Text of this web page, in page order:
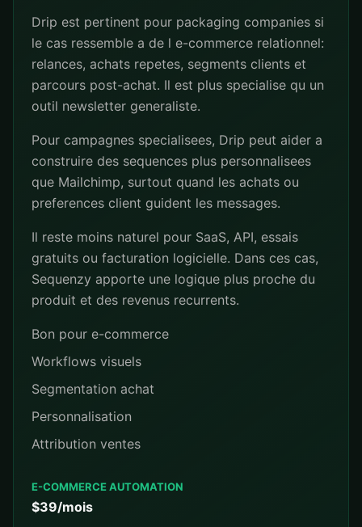
Drip est pertinent pour packaging companies si
le cas ressemble a de l e-commerce relationnel:
relances, achats repetes, segments clients et
parcours post-achat. Il est plus specialise qu un
outil newsletter generaliste.
Pour campagnes specialisees, Drip peut aider a
construire des sequences plus personnalisees
que Mailchimp, surtout quand les achats ou
preferences client guident les messages.
Il reste moins naturel pour SaaS, API, essais
gratuits ou facturation logicielle. Dans ces cas,
Sequenzy apporte une logique plus proche du
produit et des revenus recurrents.
Bon pour e-commerce
Workflows visuels
Segmentation achat
Personnalisation
Attribution ventes
E-COMMERCE AUTOMATION
$39/mois